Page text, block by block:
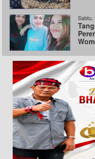
Sabtu,